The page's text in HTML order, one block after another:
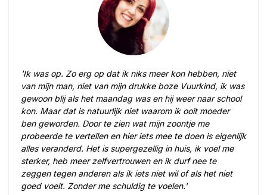
'Ik was op. Zo erg op dat ik niks meer kon hebben, niet
van mijn man, niet van mijn drukke boze Vuurkind, ik was
gewoon blij als het maandag was en hij weer naar school
kon. Maar dat is natuurlijk niet waarom ik ooit moeder
ben geworden. Door te zien wat mijn zoontje me
probeerde te vertellen en hier iets mee te doen is eigenlijk
alles veranderd. Het is supergezellig in huis, ik voel me
sterker, heb meer zelfvertrouwen en ik durf nee te
zeggen tegen anderen als ik iets niet wil of als het niet
goed voelt. Zonder me schuldig te voelen.'